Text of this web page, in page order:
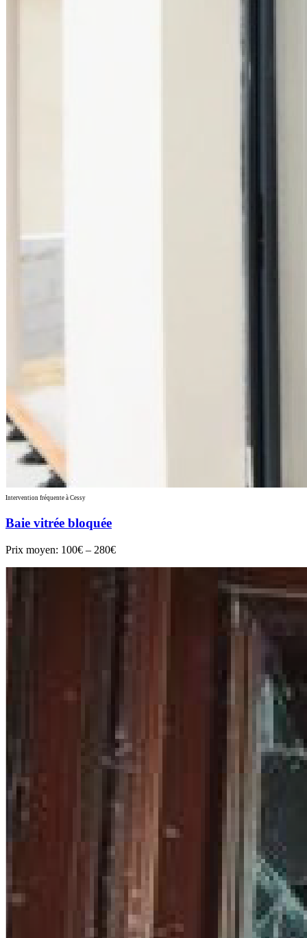
Intervention fréquente à Cessy
Baie vitrée bloquée
Prix moyen: 100€ – 280€